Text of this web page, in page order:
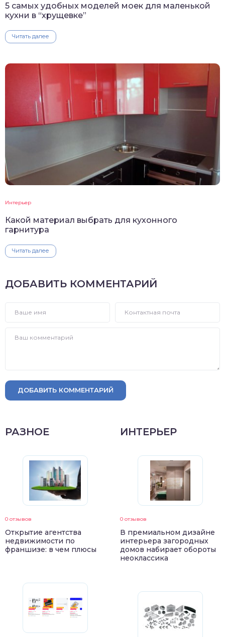
5 самых удобных моделей моек для маленькой
кухни в “хрущевке”
Читать далее
Интерьер
Какой материал выбрать для кухонного
гарнитура
Читать далее
ДОБАВИТЬ КОММЕНТАРИЙ
ДОБАВИТЬ КОММЕНТАРИЙ
РАЗНОЕ
0 отзывов
Открытие агентства
недвижимости по
франшизе: в чем плюсы
ИНТЕРЬЕР
0 отзывов
В премиальном дизайне
интерьера загородных
домов набирает обороты
неоклассика